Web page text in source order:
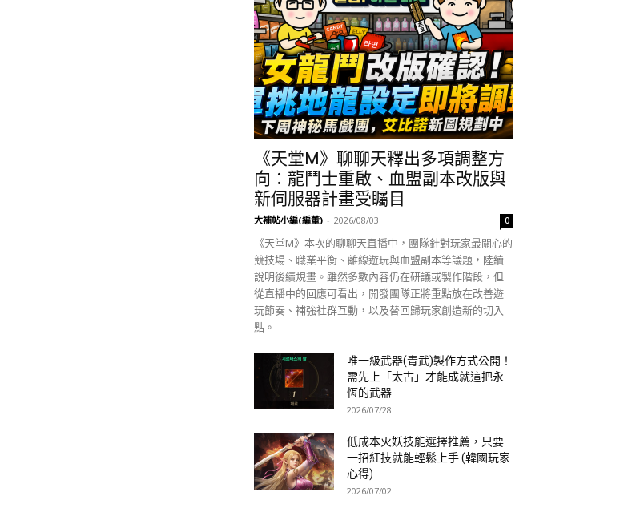
《天堂M》聊聊天釋出多項調整方
向：龍鬥士重啟、血盟副本改版與
新伺服器計畫受矚目
大補帖小編(編董) - 2026/08/03 0
《天堂M》本次的聊聊天直播中，團隊針對玩家最關心的
競技場、職業平衡、離線遊玩與血盟副本等議題，陸續
說明後續規畫。雖然多數內容仍在研議或製作階段，但
從直播中的回應可看出，開發團隊正將重點放在改善遊
玩節奏、補強社群互動，以及替回歸玩家創造新的切入
點。
唯一級武器(青武)製作方式公開！
需先上「太古」才能成就這把永
恆的武器
2026/07/28
低成本火妖技能選擇推薦，只要
一招紅技就能輕鬆上手 (韓國玩家
心得)
2026/07/02